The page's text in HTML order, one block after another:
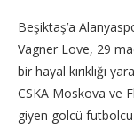
Beşiktaş’a
Vagner Love, 29
bir hayal kırıklığı
CSKA Moskova ve
giyen golcü